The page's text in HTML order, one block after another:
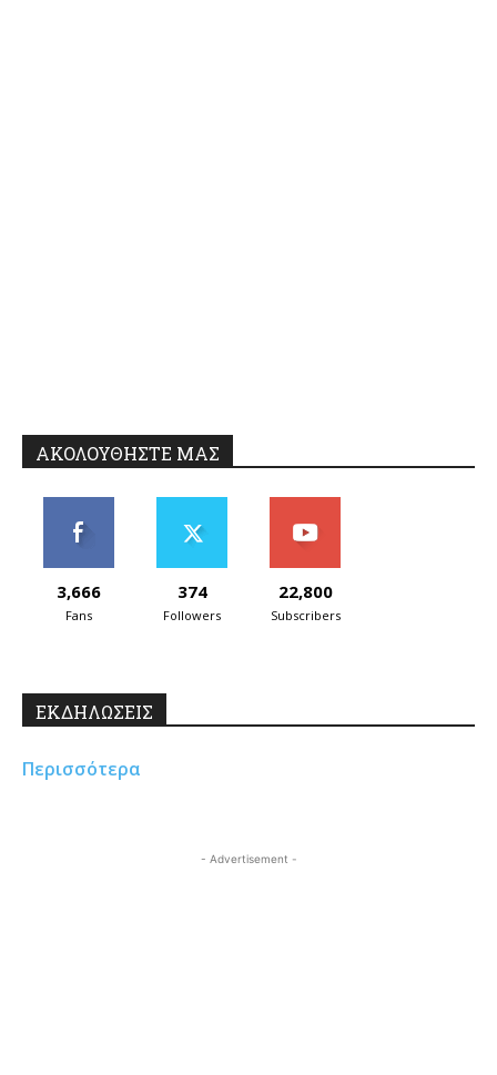
ΑΚΟΛΟΥΘΗΣΤΕ ΜΑΣ
3,666
Fans
374
Followers
22,800
Subscribers
ΕΚΔΗΛΩΣΕΙΣ
Περισσότερα
- Advertisement -